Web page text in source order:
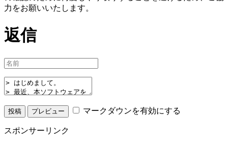
力をお願いいたします。
返信
マークダウンを有効にする
スポンサーリンク